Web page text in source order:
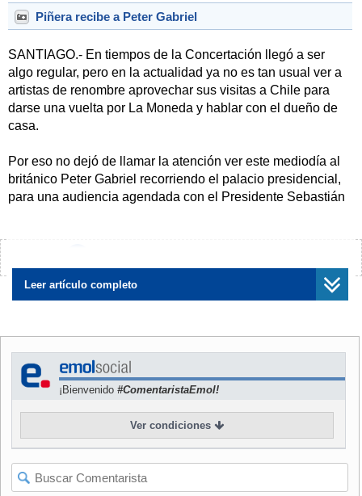
Piñera recibe a Peter Gabriel
SANTIAGO.- En tiempos de la Concertación llegó a ser
algo regular, pero en la actualidad ya no es tan usual ver a
artistas de renombre aprovechar sus visitas a Chile para
darse una vuelta por La Moneda y hablar con el dueño de
casa.
Por eso no dejó de llamar la atención ver este mediodía al
británico Peter Gabriel recorriendo el palacio presidencial,
para una audiencia agendada con el Presidente Sebastián
Luciano Cruz-Coke, y el embajador del Reino Unido en
Chile, Jon Benjamin. Juntos conversaron sobre la
actualidad, el show que el intérprete de "Big Time" ofrecerá
del Palacio —entre ellos los que marcaron el paso del
presidente Salvador Allende—.
Ésta no es la primera actividad de tintes políticos que Peter
Gabriel realiza en Chile. Ya en su primera ocasión, en
1990, formó parte de los históricos conciertos de Amnistía
Internacional en el Estadio Nacional, tras el regreso a la
democracia.
Leer artículo completo
¡Bienvenido #ComentaristaEmol!
Ver condiciones